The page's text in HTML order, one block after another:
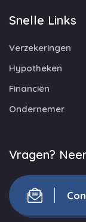
Snelle Links
Verzekeringen
Hypotheken
Financiën
Ondernemer
Vragen?